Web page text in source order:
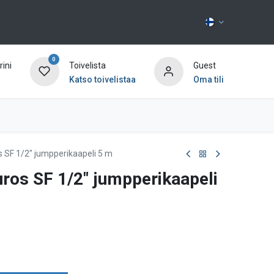
0
Toivelista
Katso toivelistaa
Guest
Oma tili
SF 1/2" jumpperikaapeli 5 m
SF 1/2" jumpperikaapeli